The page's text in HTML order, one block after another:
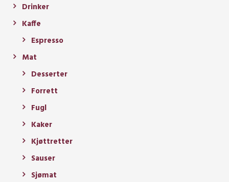
Drinker
Kaffe
Espresso
Mat
Desserter
Forrett
Fugl
Kaker
Kjøttretter
Sauser
Sjømat